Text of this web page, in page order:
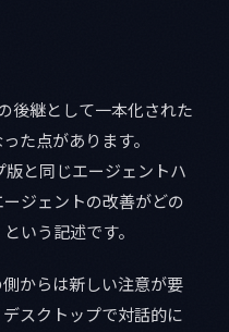
後継として一本化された
た点があります。
と同じエージェントハ
ジェントの改善がどの
いう記述です。
からは新しい注意が要
スクトップで対話的に